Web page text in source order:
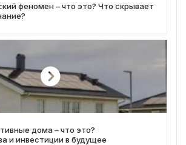
феномен – что это? Что скрывает
дома – что это?
и инвестиции в будущее